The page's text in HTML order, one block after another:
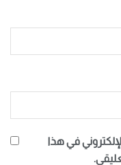
في هذا